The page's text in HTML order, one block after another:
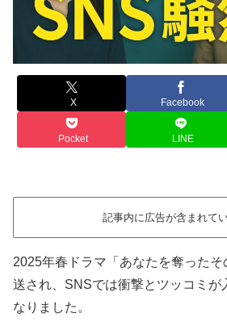
X Facebook
Pocket LINE
記事内に広告が含まれてい
2025年春ドラマ「あなたを奪った
送され、SNSでは衝撃とツッコミが
なりました。